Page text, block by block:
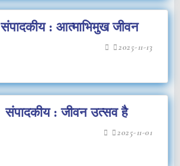
संपादकीय : आत्माभिमुख जीवन
2025-11-13
संपादकीय : जीवन उत्सव है
2025-11-01